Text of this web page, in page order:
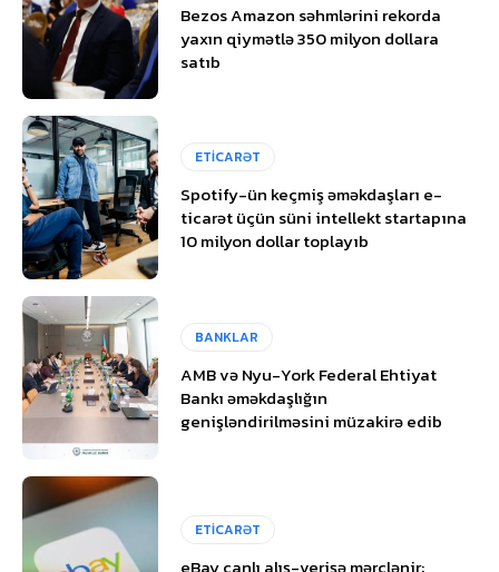
Bezos Amazon səhmlərini rekorda
yaxın qiymətlə 350 milyon dollara
satıb
ETİCARƏT
Spotify-ün keçmiş əməkdaşları e-
ticarət üçün süni intellekt startapına
10 milyon dollar toplayıb
BANKLAR
AMB və Nyu-York Federal Ehtiyat
Bankı əməkdaşlığın
genişləndirilməsini müzakirə edib
ETİCARƏT
eBay canlı alış-verişə mərclənir: